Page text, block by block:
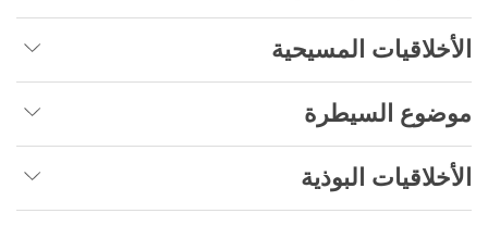
الأخلاقيات المسيحية
موضوع السيطرة
الأخلاقيات البوذية